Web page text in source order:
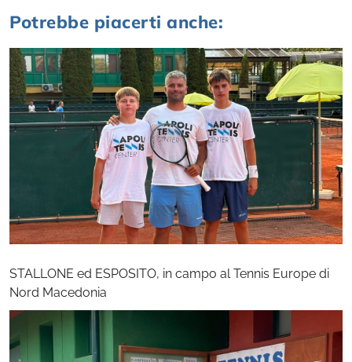
Potrebbe piacerti anche:
STALLONE ed ESPOSITO, in campo al Tennis Europe di
Nord Macedonia